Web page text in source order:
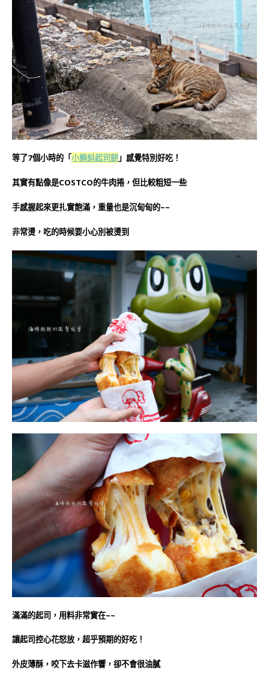
等了7個小時的 「 小蝌蚪起司餅」感覺特別好吃！
其實有點像是COSTCO的牛肉捲，但比較粗短一些
手感握起來更扎實飽滿，重量也是沉甸甸的~~
非常燙，吃的時候要小心別被燙到
滿滿的起司，用料非常實在~~
讓起司控心花怒放，超乎預期的好吃！
外皮薄酥，咬下去卡滋作響，卻不會很油膩